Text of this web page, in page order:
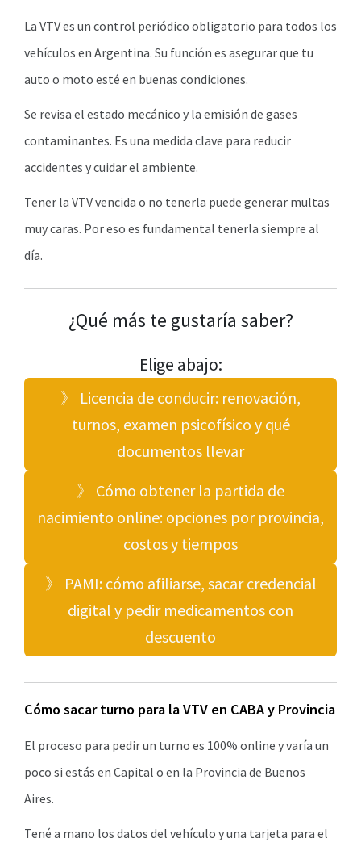
La VTV es un control periódico obligatorio para todos los
vehículos en Argentina. Su función es asegurar que tu
auto o moto esté en buenas condiciones.
Se revisa el estado mecánico y la emisión de gases
contaminantes. Es una medida clave para reducir
accidentes y cuidar el ambiente.
Tener la VTV vencida o no tenerla puede generar multas
muy caras. Por eso es fundamental tenerla siempre al
día.
¿Qué más te gustaría saber?
Elige abajo:
》 Licencia de conducir: renovación,
turnos, examen psicofísico y qué
documentos llevar
》 Cómo obtener la partida de
nacimiento online: opciones por provincia,
costos y tiempos
》 PAMI: cómo afiliarse, sacar credencial
digital y pedir medicamentos con
descuento
Cómo sacar turno para la VTV en CABA y Provincia
El proceso para pedir un turno es 100% online y varía un
poco si estás en Capital o en la Provincia de Buenos
Aires.
Tené a mano los datos del vehículo y una tarjeta para el